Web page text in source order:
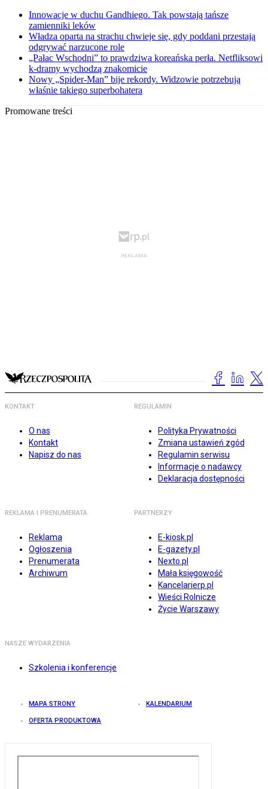
Innowacje w duchu Gandhiego. Tak powstają tańsze
zamienniki leków
Władza oparta na strachu chwieje się, gdy poddani przestają
odgrywać narzucone role
„Pałac Wschodni” to prawdziwa koreańska perła. Netfliksowi
k-dramy wychodzą znakomicie
Nowy „Spider-Man” bije rekordy. Widzowie potrzebują
właśnie takiego superbohatera
Promowane treści
KONTAKT
O nas
Kontakt
Napisz do nas
REGULAMIN
Polityka Prywatności
Zmiana ustawień zgód
Regulamin serwisu
Informacje o nadawcy
Deklaracja dostępności
REKLAMA I PRENUMERATA
Reklama
Ogłoszenia
Prenumerata
Archiwum
PARTNERZY
E-kiosk.pl
E-gazety.pl
Nexto.pl
Mała księgowość
Kancelarierp.pl
Wieści Rolnicze
Życie Warszawy
NASZE WYDARZENIA
Szkolenia i konferencje
MAPA STRONY KALENDARIUM
OFERTA PRODUKTOWA